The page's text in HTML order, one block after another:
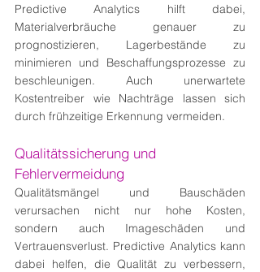
Predictive Analytics hilft dabei,
Materialverbräuche genauer zu
prognostizieren, Lagerbestände zu
minimieren und Beschaffungsprozesse zu
beschleunigen. Auch unerwartete
Kostentreiber wie Nachträge lassen sich
durch frühzeitige Erkennung vermeiden.
Qualitätssicherung und
Fehlervermeidung
Qualitätsmängel und Bauschäden
verursachen nicht nur hohe Kosten,
sondern auch Imageschäden und
Vertrauensverlust. Predictive Analytics kann
dabei helfen, die Qualität zu verbessern,